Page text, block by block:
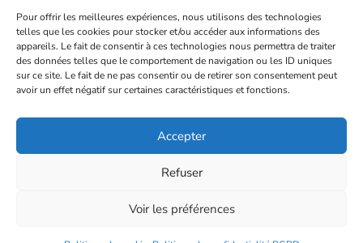
Pour offrir les meilleures expériences, nous utilisons des technologies
telles que les cookies pour stocker et/ou accéder aux informations des
appareils. Le fait de consentir à ces technologies nous permettra de traiter
des données telles que le comportement de navigation ou les ID uniques
sur ce site. Le fait de ne pas consentir ou de retirer son consentement peut
avoir un effet négatif sur certaines caractéristiques et fonctions.
Accepter
Refuser
Voir les préférences
Comité consultatif candide
Legal
Mentions légales
Conditions générales d'utilisation
Politiques cookies